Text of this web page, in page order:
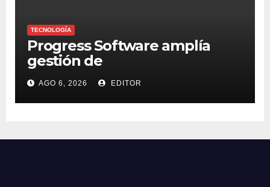
TECNOLOGÍA
Progress Software amplía
gestión de
supercomputadoras de IA
NVIDIA DGX Spark con Chef
AGO 6, 2026 EDITOR